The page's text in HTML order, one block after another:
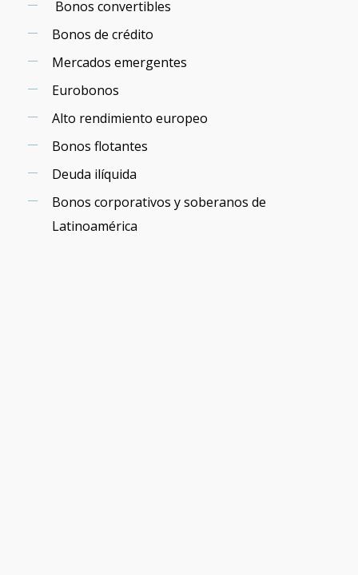
Bonos convertibles
Bonos de crédito
Mercados emergentes
Eurobonos
Alto rendimiento europeo
Bonos flotantes
Deuda ilíquida
Bonos corporativos y soberanos de
Latinoamérica